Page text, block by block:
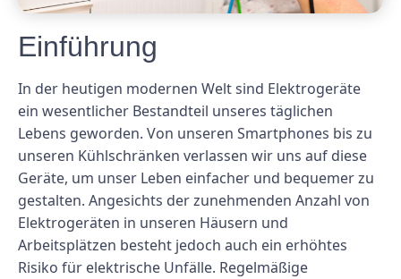
Einführung
In der heutigen modernen Welt sind Elektrogeräte
ein wesentlicher Bestandteil unseres täglichen
Lebens geworden. Von unseren Smartphones bis zu
unseren Kühlschränken verlassen wir uns auf diese
Geräte, um unser Leben einfacher und bequemer zu
gestalten. Angesichts der zunehmenden Anzahl von
Elektrogeräten in unseren Häusern und
Arbeitsplätzen besteht jedoch auch ein erhöhtes
Risiko für elektrische Unfälle. Regelmäßige